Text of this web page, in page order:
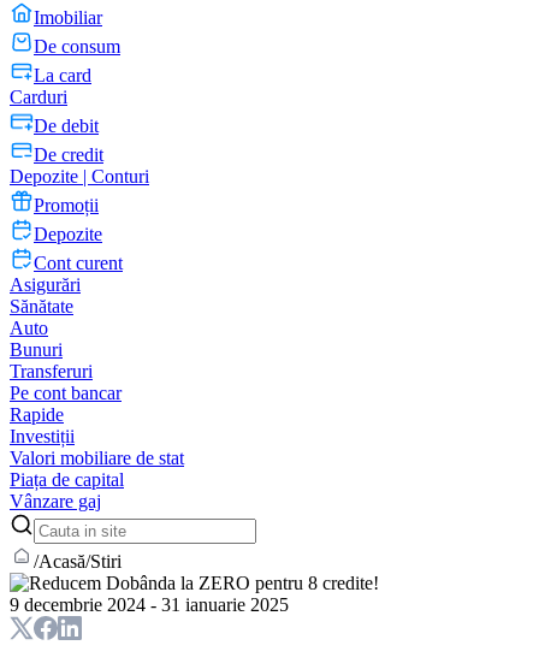
Imobiliar
De consum
La card
Carduri
De debit
De credit
Depozite | Conturi
Promoții
Depozite
Cont curent
Asigurări
Sănătate
Auto
Bunuri
Transferuri
Pe cont bancar
Rapide
Investiții
Valori mobiliare de stat
Piața de capital
Vânzare gaj
/Acasă/Stiri
9 decembrie 2024 - 31 ianuarie 2025